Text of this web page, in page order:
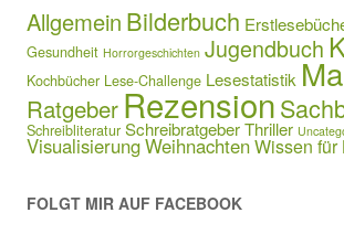
Allgemein Bilderbuch
Gesundheit Horrorgeschichten Jugendbuch
Kochbücher Lese-Challenge Lesestatistik
Ratgeber Rezension
Schreibliteratur SchreibratgeberThriller
VisualisierungWeihnachtenWissen für
FOLGT MIR AUF FACEBOOK